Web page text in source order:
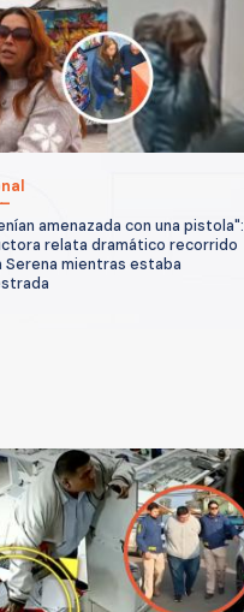
amenazada con una pistola":
relata dramático recorrido
Serena mientras estaba